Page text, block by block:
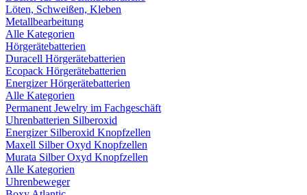
Löten, Schweißen, Kleben
Metallbearbeitung
Alle Kategorien
Hörgerätebatterien
Duracell Hörgerätebatterien
Ecopack Hörgerätebatterien
Energizer Hörgerätebatterien
Alle Kategorien
Permanent Jewelry im Fachgeschäft
Uhrenbatterien Silberoxid
Energizer Silberoxid Knopfzellen
Maxell Silber Oxyd Knopfzellen
Murata Silber Oxyd Knopfzellen
Alle Kategorien
Uhrenbeweger